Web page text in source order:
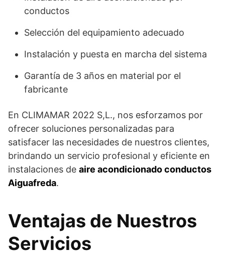
conductos
Selección del equipamiento adecuado
Instalación y puesta en marcha del sistema
Garantía de 3 años en material por el
fabricante
En CLIMAMAR 2022 S,L., nos esforzamos por
ofrecer soluciones personalizadas para
satisfacer las necesidades de nuestros clientes,
brindando un servicio profesional y eficiente en
instalaciones de aire acondicionado conductos
Aiguafreda.
Ventajas de Nuestros
Servicios